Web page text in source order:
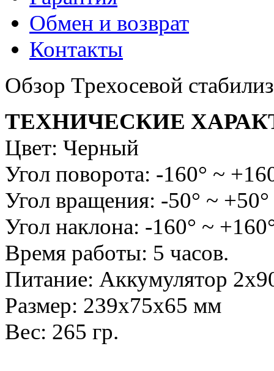
Обмен и возврат
Контакты
Обзор Трехосевой
ТЕХНИЧЕСКИЕ
Цвет: Черный
Угол поворота: -160° ~
Угол вращения: -50° ~ +50°
Угол наклона: -160° ~
Время работы: 5 часов.
Питание: Аккумулятор
Размер: 239х75х65 мм
Вес: 265 гр.